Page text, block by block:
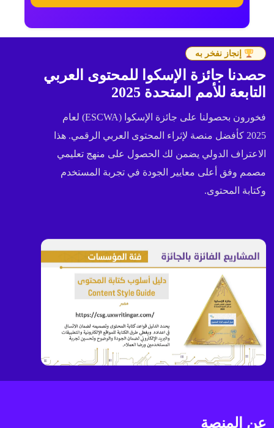
إنجاز نفخر به
حصدنا جائزة الإسكوا للمحتوى العربي
التابعة للأمم المتحدة 2025
فخورون بحصولنا على جائزة الإسكوا (ESCWA) لعام
2025 كأفضل منصة لإثراء المحتوى العربي الرقمي. هذا
الاعتراف الدولي يضمن لك الحصول على منهج تعليمي
مصمم وفق أعلى معايير الجودة في تجربة المستخدم
وكتابة المحتوى.
عن المنصة